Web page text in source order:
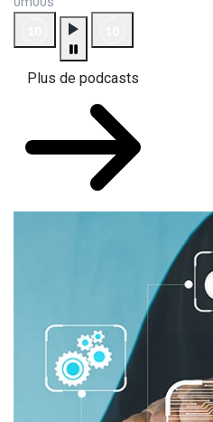
Plus de podcasts